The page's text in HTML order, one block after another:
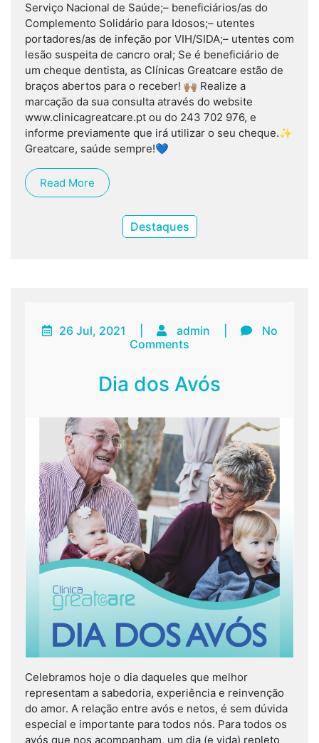
Serviço Nacional de Saúde;– beneficiários/as do
Complemento Solidário para Idosos;– utentes
portadores/as de infeção por VIH/SIDA;– utentes com
lesão suspeita de cancro oral; Se é beneficiário de
um cheque dentista, as Clínicas Greatcare estão de
braços abertos para o receber! 🙌🏽 Realize a
marcação da sua consulta através do website
www.clinicagreatcare.pt ou do 243 702 976, e
informe previamente que irá utilizar o seu cheque.✨
Greatcare, saúde sempre!💙
Read More
Destaques
26 Jul, 2021 admin
No
Comments
Dia dos Avós
Celebramos hoje o dia daqueles que melhor
representam a sabedoria, experiência e reinvenção
do amor. A relação entre avós e netos, é sem dúvida
especial e importante para todos nós. Para todos os
avós que nos acompanham, um dia (e vida) repleto